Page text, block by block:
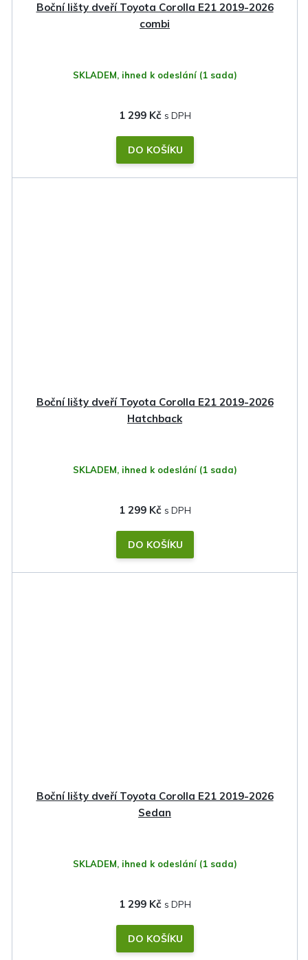
Boční lišty dveří Toyota Corolla E21 2019-2026
combi
SKLADEM, ihned k odeslání (1 sada)
1 299 Kč
DO KOŠÍKU
Boční lišty dveří Toyota Corolla E21 2019-2026
Hatchback
SKLADEM, ihned k odeslání (1 sada)
1 299 Kč
DO KOŠÍKU
Boční lišty dveří Toyota Corolla E21 2019-2026
Sedan
SKLADEM, ihned k odeslání (1 sada)
1 299 Kč
DO KOŠÍKU